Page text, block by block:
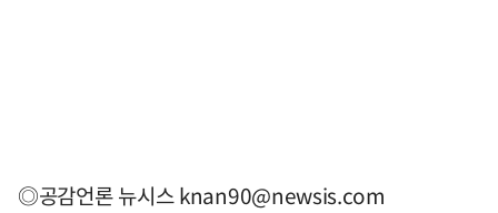
◎공감언론 뉴시스knan90@newsis.com